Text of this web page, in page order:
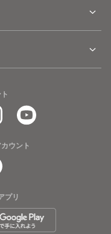
ウント
プリ